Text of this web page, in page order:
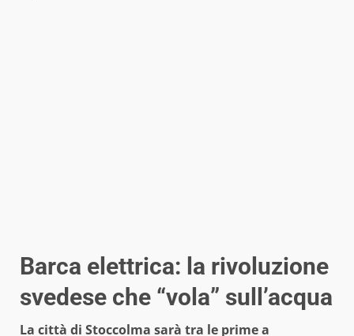
Barca elettrica: la rivoluzione
svedese che “vola” sull’acqua
La città di Stoccolma sarà tra le prime a